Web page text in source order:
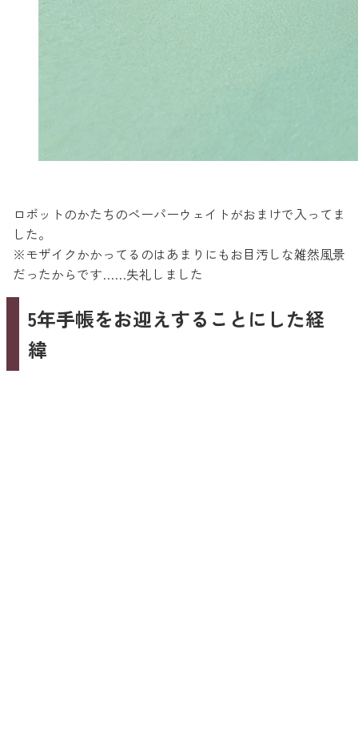
ロボットのかたちのペーパーウェイトがおまけで入ってま
した。
※モザイクかかってるのはあまりにもお目汚しな雑然風景
だったからです……失礼しました
5年手帳をお迎えすることにした経
緯